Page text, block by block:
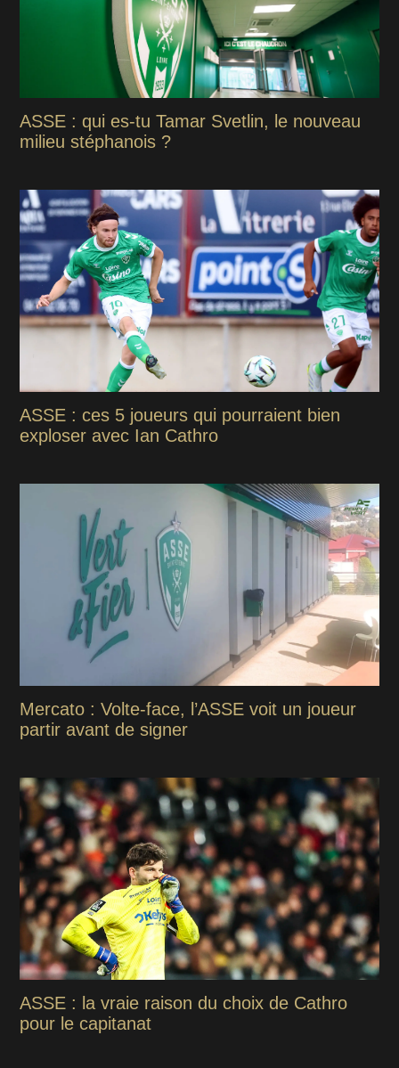
ASSE : qui es-tu Tamar Svetlin, le nouveau
milieu stéphanois ?
ASSE : ces 5 joueurs qui pourraient bien
exploser avec Ian Cathro
Mercato : Volte-face, l’ASSE voit un joueur
partir avant de signer
ASSE : la vraie raison du choix de Cathro
pour le capitanat